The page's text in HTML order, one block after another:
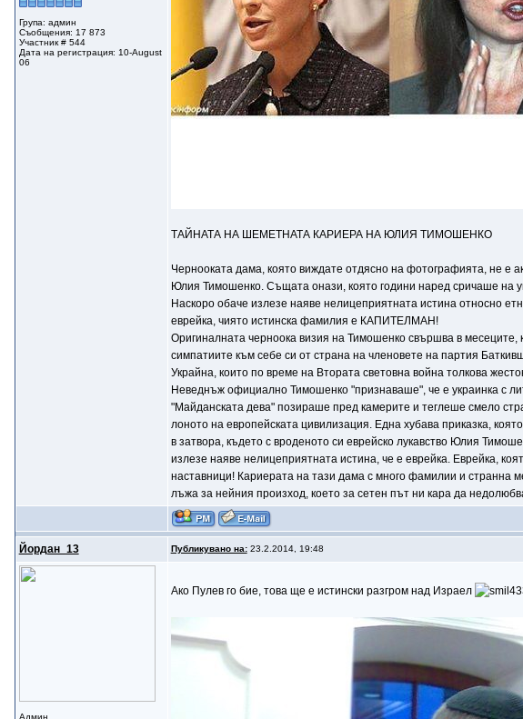
Група: админ
Съобщения: 17 873
Участник # 544
Дата на регистрация: 10-August
06
ТАЙНАТА НА ШЕМЕТНАТА КАРИЕРА НА ЮЛИЯ ТИМОШЕНКО
Чернооката дама, която виждате отдясно на фотографията, не е
Юлия Тимошенко. Същата онази, която години наред сричаше на
Наскоро обаче излезе наяве нелицеприятната истина относно
еврейка, чиято истинска фамилия е КАПИТЕЛМАН!
Оригиналната черноока визия на Тимошенко свършва в месеците,
симпатиите към себе си от страна на членовете на партия
Украйна, които по време на Втората световна война толкова
Неведнъж официално Тимошенко "признаваше", че е украинка с
"Майданската дева" позираше пред камерите и теглеше смело
лоното на европейската цивилизация. Една хубава приказка,
в затвора, където с вроденото си еврейско лукавство Юлия
излезе наяве нелицеприятната истина, че е еврейка. Еврейка,
наставници! Кариерата на тази дама с много фамилии и странна
лъжа за нейния произход, което за сетен път ни кара да
Йордан_13 Публикувано на:23.2.2014, 19:48
Админ
Ако Пулев го бие, това ще е истински разгром над Израел